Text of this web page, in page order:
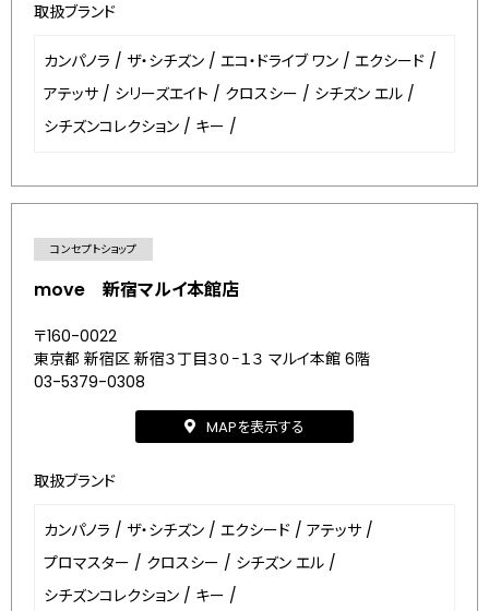
取扱ブランド
カンパノラ / ザ・シチズン / エコ・ドライブ ワン / エクシード /
アテッサ / シリーズエイト / クロスシー / シチズン エル /
シチズンコレクション / キー /
コンセプトショップ
move 新宿マルイ本館店
〒160-0022
東京都 新宿区 新宿３丁目３０−１３ マルイ本館 6階
03-5379-0308
MAPを表示する
取扱ブランド
カンパノラ / ザ・シチズン / エクシード / アテッサ /
プロマスター / クロスシー / シチズン エル /
シチズンコレクション / キー /